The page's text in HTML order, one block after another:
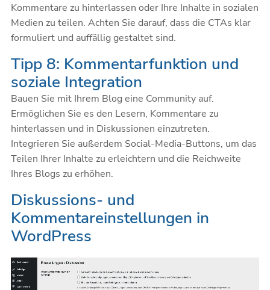
Kommentare zu hinterlassen oder Ihre Inhalte in sozialen
Medien zu teilen. Achten Sie darauf, dass die CTAs klar
formuliert und auffällig gestaltet sind.
Tipp 8: Kommentarfunktion und
soziale Integration
Bauen Sie mit Ihrem Blog eine Community auf.
Ermöglichen Sie es den Lesern, Kommentare zu
hinterlassen und in Diskussionen einzutreten.
Integrieren Sie außerdem Social-Media-Buttons, um das
Teilen Ihrer Inhalte zu erleichtern und die Reichweite
Ihres Blogs zu erhöhen.
Diskussions- und
Kommentareinstellungen in
WordPress
Player